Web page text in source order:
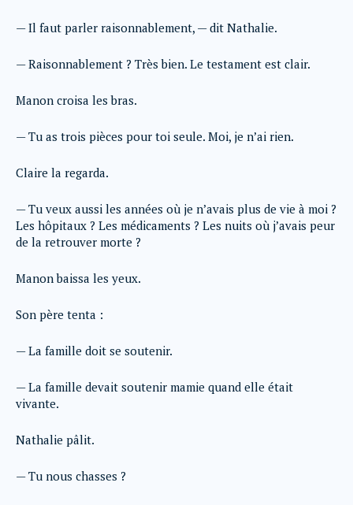
— Il faut parler raisonnablement, — dit Nathalie.
— Raisonnablement ? Très bien. Le testament est clair.
Manon croisa les bras.
— Tu as trois pièces pour toi seule. Moi, je n’ai rien.
Claire la regarda.
— Tu veux aussi les années où je n’avais plus de vie à moi ?
Les hôpitaux ? Les médicaments ? Les nuits où j’avais peur
de la retrouver morte ?
Manon baissa les yeux.
Son père tenta :
— La famille doit se soutenir.
— La famille devait soutenir mamie quand elle était
vivante.
Nathalie pâlit.
— Tu nous chasses ?